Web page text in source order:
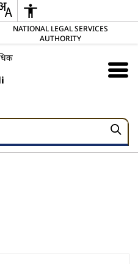
NATIONAL LEGAL SERVICES
AUTHORITY